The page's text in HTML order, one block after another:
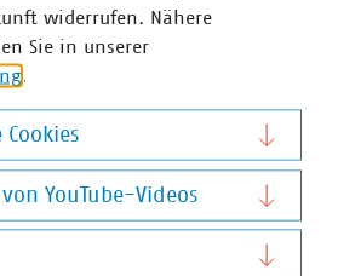
0
widerrufen. Nähere
Sie in unserer
.
YouTube-Videos
Videos